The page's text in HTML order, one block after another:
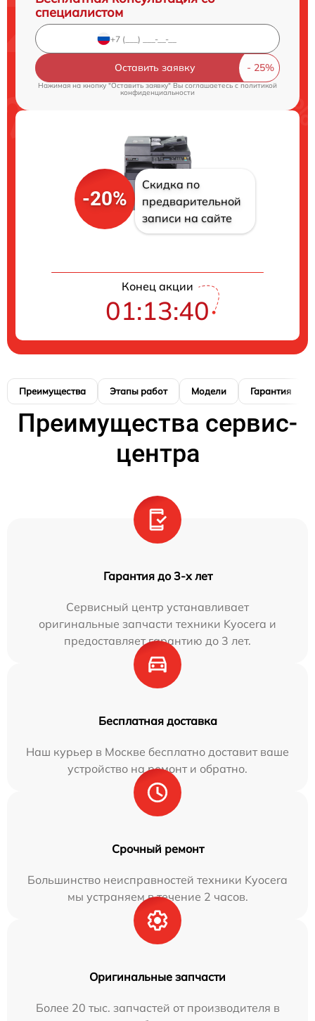
специалистом
Оставить заявку
Нажимая на кнопку "Оставить заявку" Вы соглашаетесь c политикой
конфиденциальности
-20%
Скидка по
предварительной
записи на сайте
Конец акции
01:13:40
Преимущества Этапы работ Модели Гарантия
Преимущества сервис-
центра
Гарантия до 3-х лет
Сервисный центр устанавливает
оригинальные запчасти техники Kyocera и
предоставляет гарантию до 3 лет.
Бесплатная доставка
Наш курьер в Москве бесплатно доставит ваше
устройство на ремонт и обратно.
Срочный ремонт
Большинство неисправностей техники Kyocera
мы устраняем в течение 2 часов.
Оригинальные запчасти
Более 20 тыс. запчастей от производителя в